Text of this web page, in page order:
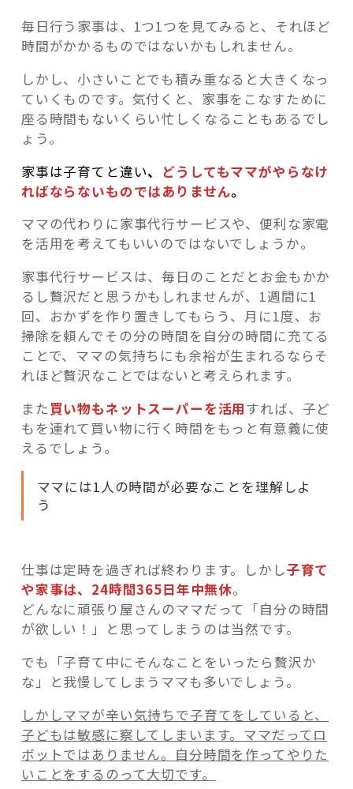
毎日行う家事は、1つ1つを見てみると、それほど
時間がかかるものではないかもしれません。
しかし、小さいことでも積み重なると大きくなっ
ていくものです。気付くと、家事をこなすために
座る時間もないくらい忙しくなることもあるでし
ょう。
家事は子育てと違い、 どうしてもママがやらなけ
ればならないものではありません。
ママの代わりに家事代行サービスや、便利な家電
を活用を考えてもいいのではないでしょうか。
家事代行サービスは、毎日のことだとお金もかか
るし贅沢だと思うかもしれませんが、1週間に1
回、おかずを作り置きしてもらう、月に1度、お
掃除を頼んでその分の時間を自分の時間に充てる
ことで、ママの気持ちにも余裕が生まれるならそ
れほど贅沢なことではないと考えられます。
また 買い物もネットスーパーを活用すれば、子ど
もを連れて買い物に行く時間をもっと有意義に使
えるでしょう。
ママには1人の時間が必要なことを理解しよ
う
仕事は定時を過ぎれば終わります。しかし子育て
や家事は、24時間365日年中無休。
どんなに頑張り屋さんのママだって「自分の時間
が欲しい！」と思ってしまうのは当然です。
でも「子育て中にそんなことをいったら贅沢か
な」と我慢してしまうママも多いでしょう。
しかしママが辛い気持ちで子育てをしていると、
子どもは敏感に察してしまいます。ママだってロ
ボットではありません。自分時間を作ってやりた
いことをするのって大切です。